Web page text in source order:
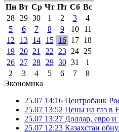
Пн Вт Ср Чт Пт Сб Вс
28
29 30 1 2 3
4
5
6 7 8 9 10
11
12
13 14 15 16 17
18
19
20 21 22 23 24
25
26
27 28 29 30 31
1
2
3 4 5 6 7
8
Экономика
25.07 14:16 Центробанк
25.07 13:52 Цены на газ в
25.07 13:27 Доллар, евро
25.07 12:23 Казахстан